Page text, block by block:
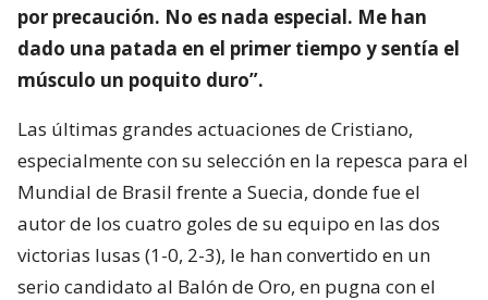
por precaución. No es nada especial. Me han
dado una patada en el primer tiempo y sentía el
músculo un poquito duro”.
Las últimas grandes actuaciones de Cristiano,
especialmente con su selección en la repesca para el
Mundial de Brasil frente a Suecia, donde fue el
autor de los cuatro goles de su equipo en las dos
victorias lusas (1-0, 2-3), le han convertido en un
serio candidato al Balón de Oro, en pugna con el